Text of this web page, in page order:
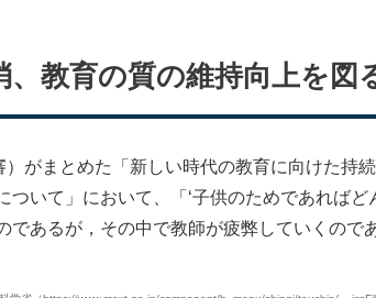
、教育の質の維持向上を図
がまとめた「新しい時代の教育に向けた持
いて」において、「‘子供のためであれば
あるが，その中で教師が疲弊していくので